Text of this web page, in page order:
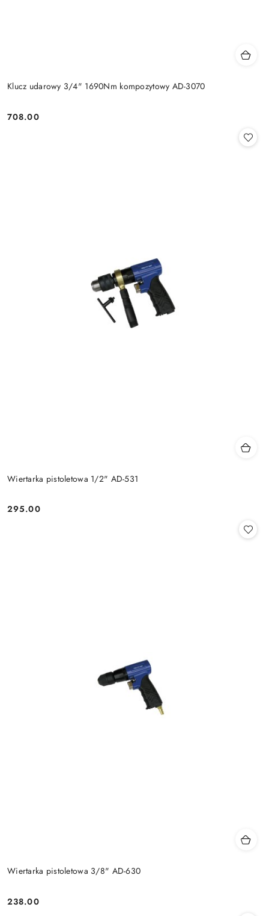
Klucz udarowy 3/4" 1690Nm kompozytowy AD-3070
Cena:
708.00
Wiertarka pistoletowa 1/2" AD-531
Cena:
295.00
Wiertarka pistoletowa 3/8" AD-630
Cena:
238.00